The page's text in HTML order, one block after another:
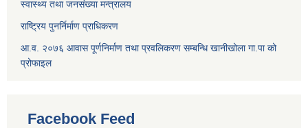
स्वास्थ्य तथा जनसंख्या मन्त्रालय
राष्ट्रिय पुनर्निर्माण प्राधिकरण
आ.व. २०७६ आवास पूर्णनिर्माण तथा प्रवलिकरण सम्बन्धि खानीखोला गा.पा को
प्रोफाइल
Facebook Feed